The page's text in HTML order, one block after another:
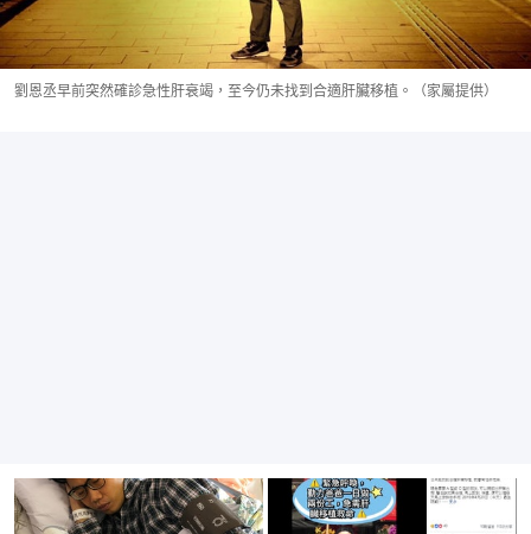
劉恩丞早前突然確診急性肝衰竭，至今仍未找到合適肝臟移植。（家屬提供）